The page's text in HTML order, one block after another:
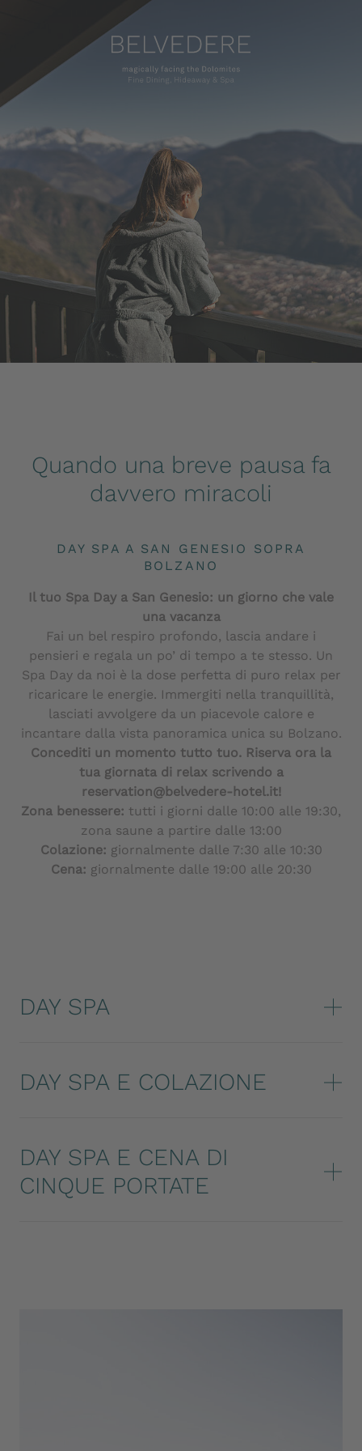
Quando una breve pausa fa
davvero miracoli
DAY SPA A SAN GENESIO SOPRA
BOLZANO
Il tuo Spa Day a San Genesio: un giorno che vale
una vacanza
Fai un bel respiro profondo, lascia andare i
pensieri e regala un po’ di tempo a te stesso. Un
Spa Day da noi è la dose perfetta di puro relax per
ricaricare le energie. Immergiti nella tranquillità,
lasciati avvolgere da un piacevole calore e
incantare dalla vista panoramica unica su Bolzano.
Concediti un momento tutto tuo. Riserva ora la
tua giornata di relax scrivendo a
reservation@belvedere-hotel.it!
Zona benessere: tutti i giorni dalle 10:00 alle 19:30,
zona saune a partire dalle 13:00
Colazione: giornalmente dalle 7:30 alle 10:30
Cena: giornalmente dalle 19:00 alle 20:30
DAY SPA
DAY SPA E COLAZIONE
DAY SPA E CENA DI
CINQUE PORTATE